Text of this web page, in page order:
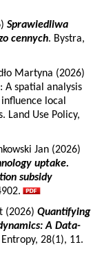
Sprawiedliwa
cennych. Bystra,
Martyna (2026)
A spatial analysis
local
Land Use Policy,
Jan (2026)
uptake.
subsidy
(2026) Quantifying
A Data-
28(1), 11.